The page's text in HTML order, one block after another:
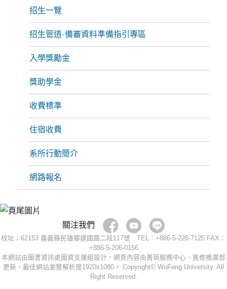
招生一覽
招生管道-備審資料準備指引專區
入學獎勵金
獎助學金
收費標準
住宿收費
系所行動簡介
網路報名
關注我們
校址：62153 嘉義縣民雄鄉建國路二段117號 TEL：+886-5-226-7125 FAX：
+886-5-206-0156
本網站由圖書資訊處圖資支援組設計，網頁內容由菁英服務中心、進修推廣部
更新，最佳網站瀏覽解析度1920x1080。 Copyright© WuFeng University. All
Right Reserved.